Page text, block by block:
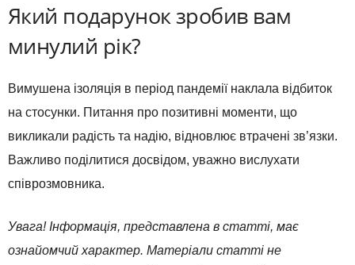
Який подарунок зробив вам
минулий рік?
Вимушена ізоляція в період пандемії наклала відбиток
на стосунки. Питання про позитивні моменти, що
викликали радість та надію, відновлює втрачені зв’язки.
Важливо поділитися досвідом, уважно вислухати
співрозмовника.
Увага! Інформація, представлена в статті, має
ознайомчий характер. Матеріали статті не